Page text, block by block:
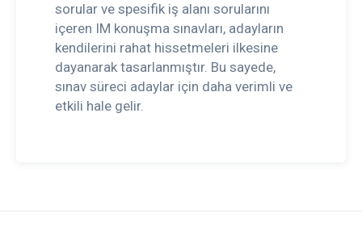
sorular ve spesifik iş alanı sorularını
içeren IM konuşma sınavları, adayların
kendilerini rahat hissetmeleri ilkesine
dayanarak tasarlanmıştır. Bu sayede,
sınav süreci adaylar için daha verimli ve
etkili hale gelir.